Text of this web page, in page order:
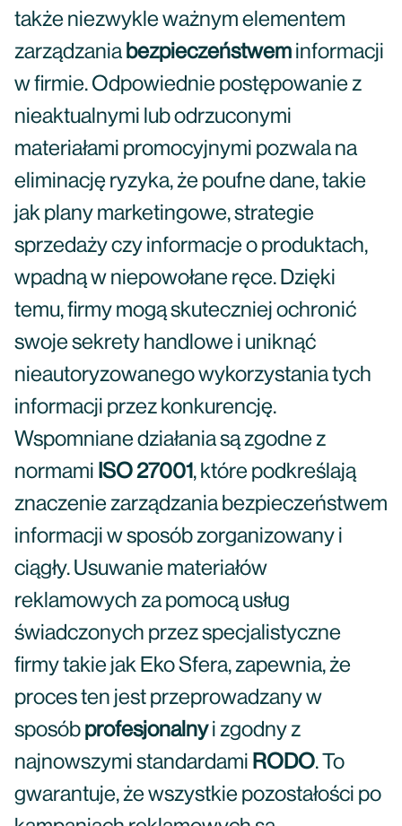
także niezwykle ważnym elementem
zarządzania bezpieczeństwem informacji
w firmie. Odpowiednie postępowanie z
nieaktualnymi lub odrzuconymi
materiałami promocyjnymi pozwala na
eliminację ryzyka, że poufne dane, takie
jak plany marketingowe, strategie
sprzedaży czy informacje o produktach,
wpadną w niepowołane ręce. Dzięki
temu, firmy mogą skuteczniej ochronić
swoje sekrety handlowe i uniknąć
nieautoryzowanego wykorzystania tych
informacji przez konkurencję.
Wspomniane działania są zgodne z
normami ISO 27001, które podkreślają
znaczenie zarządzania bezpieczeństwem
informacji w sposób zorganizowany i
ciągły. Usuwanie materiałów
reklamowych za pomocą usług
świadczonych przez specjalistyczne
firmy takie jak Eko Sfera, zapewnia, że
proces ten jest przeprowadzany w
sposób profesjonalnyi zgodny z
najnowszymi standardami RODO. To
gwarantuje, że wszystkie pozostałości po